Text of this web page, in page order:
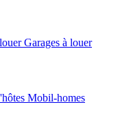
Garages à louer
Mobil-homes